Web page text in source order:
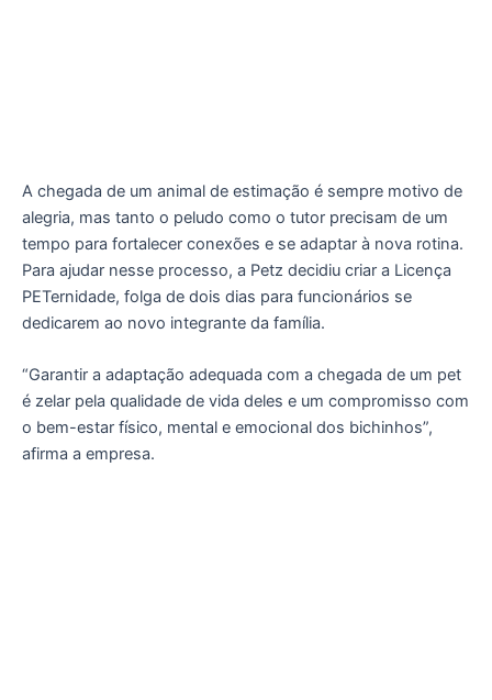
A chegada de um animal de estimação é sempre motivo de
alegria, mas tanto o peludo como o tutor precisam de um
tempo para fortalecer conexões e se adaptar à nova rotina.
Para ajudar nesse processo, a Petz decidiu criar a Licença
PETernidade, folga de dois dias para funcionários se
dedicarem ao novo integrante da família.
“Garantir a adaptação adequada com a chegada de um pet
é zelar pela qualidade de vida deles e um compromisso com
o bem-estar físico, mental e emocional dos bichinhos”,
afirma a empresa.